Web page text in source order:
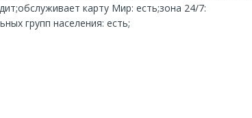
карту Мир: есть;зона 24/7:
групп населения: есть;